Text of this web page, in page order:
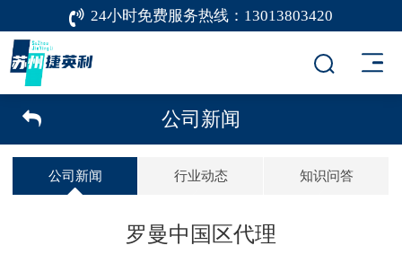
24小时免费服务热线： 13013803420
公司新闻
公司新闻 行业动态 知识问答
罗曼中国区代理